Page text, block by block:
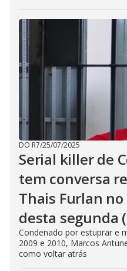
DO R7/25/07/2025
Serial killer de
tem conversa
Thais Furlan
desta segunda
Condenado por estuprar e
2009 e 2010, Marcos
como voltar atrás